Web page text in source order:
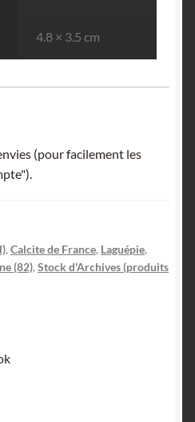
4.8 × 3.5 cm
(pour facilement les
, Calcite de France, Laguépie,
(82), Stock d'Archives (produits